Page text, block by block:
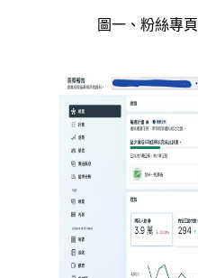
圖一、粉絲專頁洞